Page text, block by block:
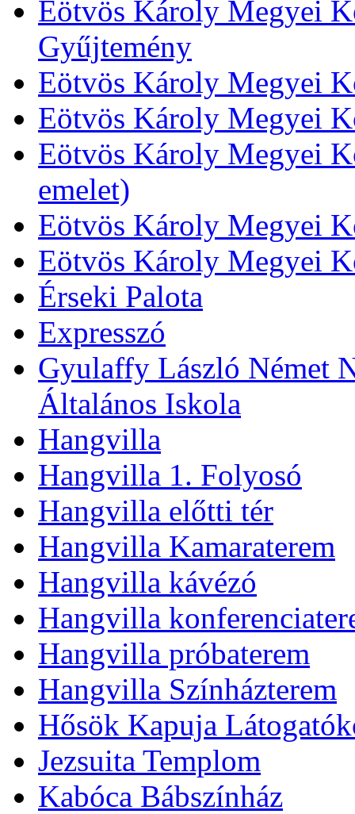
Eötvös Károly Megyei
Gyűjtemény
Eötvös Károly Megyei
Eötvös Károly Megyei
Eötvös Károly Megyei
emelet)
Eötvös Károly Megyei
Eötvös Károly Megyei
Érseki Palota
Expresszó
Gyulaffy László Német
Általános Iskola
Hangvilla
Hangvilla 1. Folyosó
Hangvilla előtti tér
Hangvilla Kamaraterem
Hangvilla kávézó
Hangvilla
Hangvilla próbaterem
Hangvilla Színházterem
Hősök Kapuja
Jezsuita Templom
Kabóca Bábszínház